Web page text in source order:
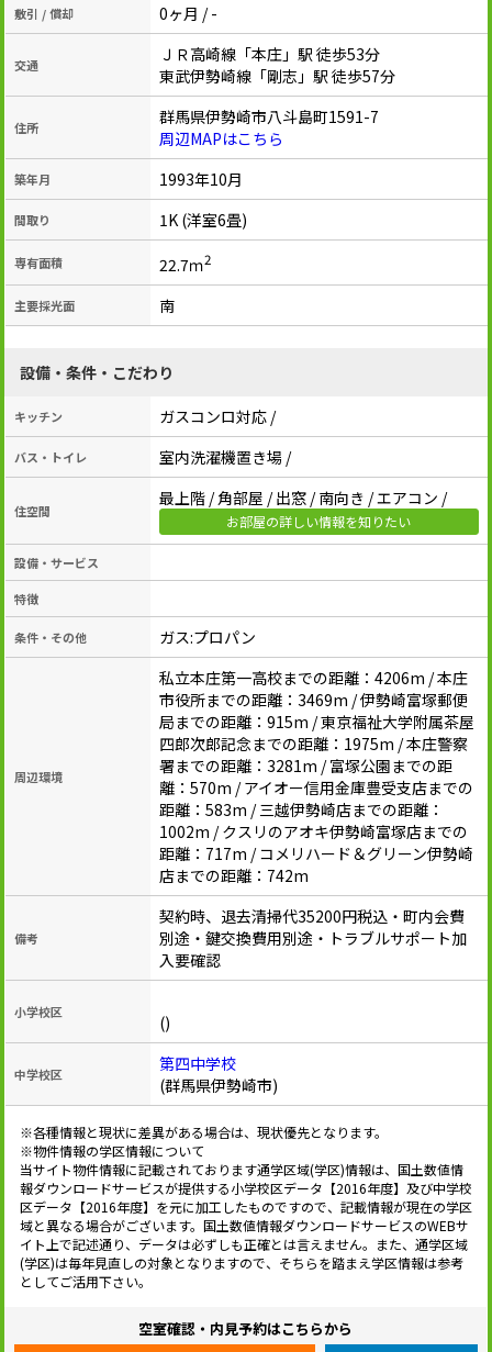
敷引 / 償却 0ヶ月 / -
交通
ＪＲ高崎線「本庄」駅 徒歩53分
東武伊勢崎線「剛志」駅 徒歩57分
住所
群馬県伊勢崎市八斗島町1591-7
周辺MAPはこちら
築年月 1993年10月
間取り 1K (洋室6畳)
専有面積 22.7ｍ2
主要採光面 南
設備・条件・こだわり
キッチン ガスコンロ対応 /
バス・トイレ 室内洗濯機置き場 /
住空間
最上階 / 角部屋 / 出窓 / 南向き / エアコン /
お部屋の詳しい情報を知りたい
設備・サービス
特徴
条件・その他 ガス:プロパン
周辺環境
私立本庄第一高校までの距離：4206m / 本庄
市役所までの距離：3469m / 伊勢崎富塚郵便
局までの距離：915m / 東京福祉大学附属茶屋
四郎次郎記念までの距離：1975m / 本庄警察
署までの距離：3281m / 富塚公園までの距
離：570m / アイオー信用金庫豊受支店までの
距離：583m / 三越伊勢崎店までの距離：
1002m / クスリのアオキ伊勢崎富塚店までの
距離：717m / コメリハード＆グリーン伊勢崎
店までの距離：742m
備考
契約時、退去清掃代35200円税込・町内会費
別途・鍵交換費用別途・トラブルサポート加
入要確認
小学校区 ()
中学校区
第四中学校
(群馬県伊勢崎市)
※各種情報と現状に差異がある場合は、現状優先となります。
※物件情報の学区情報について
当サイト物件情報に記載されております通学区域(学区)情報は、国土数値情
報ダウンロードサービスが提供する小学校区データ【2016年度】及び中学校
区データ【2016年度】を元に加工したものですので、記載情報が現在の学区
域と異なる場合がございます。国土数値情報ダウンロードサービスのWEBサ
イト上で記述通り、データは必ずしも正確とは言えません。また、通学区域
(学区)は毎年見直しの対象となりますので、そちらを踏まえ学区情報は参考
としてご活用下さい。
空室確認・内見予約はこちらから